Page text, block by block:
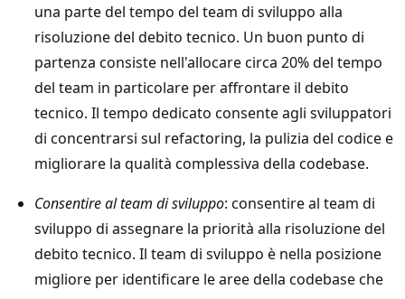
una parte del tempo del team di sviluppo alla
risoluzione del debito tecnico. Un buon punto di
partenza consiste nell'allocare circa 20% del tempo
del team in particolare per affrontare il debito
tecnico. Il tempo dedicato consente agli sviluppatori
di concentrarsi sul refactoring, la pulizia del codice e
migliorare la qualità complessiva della codebase.
Consentire al team di sviluppo: consentire al team di
sviluppo di assegnare la priorità alla risoluzione del
debito tecnico. Il team di sviluppo è nella posizione
migliore per identificare le aree della codebase che